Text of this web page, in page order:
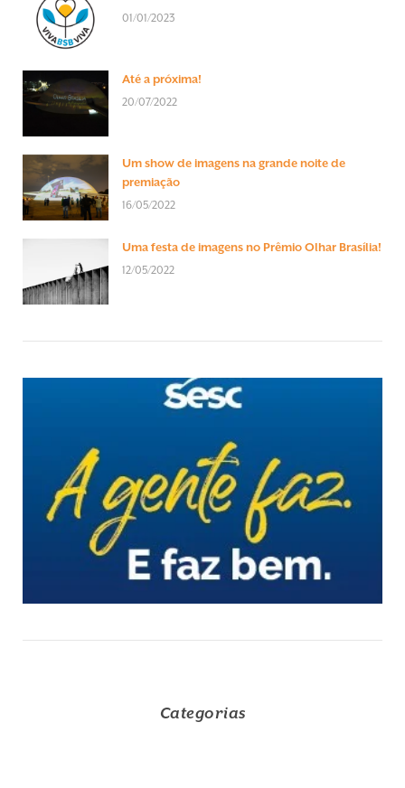
01/01/2023
Até a próxima!
20/07/2022
Um show de imagens na grande noite de
premiação
16/05/2022
Uma festa de imagens no Prêmio Olhar Brasília!
12/05/2022
Categorias